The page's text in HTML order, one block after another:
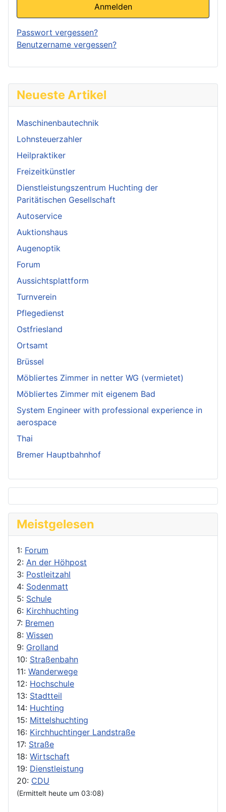
Neueste Artikel
Maschinenbautechnik
Lohnsteuerzahler
Heilpraktiker
Freizeitkünstler
Dienstleistungszentrum Huchting der
Paritätischen Gesellschaft
Autoservice
Auktionshaus
Augenoptik
Forum
Aussichtsplattform
Turnverein
Pflegedienst
Ostfriesland
Ortsamt
Brüssel
Möbliertes Zimmer in netter WG (vermietet)
Möbliertes Zimmer mit eigenem Bad
System Engineer with professional experience in
aerospace
Thai
Bremer Hauptbahnhof
Meistgelesen
1: Forum
2: An der Höhpost
3: Postleitzahl
4: Sodenmatt
5: Schule
6: Kirchhuchting
7: Bremen
8: Wissen
9: Grolland
10: Straßenbahn
11: Wanderwege
12: Hochschule
13: Stadtteil
14: Huchting
15: Mittelshuchting
16: Kirchhuchtinger Landstraße
17: Straße
18: Wirtschaft
19: Dienstleistung
20: CDU
(Ermittelt heute um 03:08)
Anmelden
Passwort vergessen?
Benutzername vergessen?